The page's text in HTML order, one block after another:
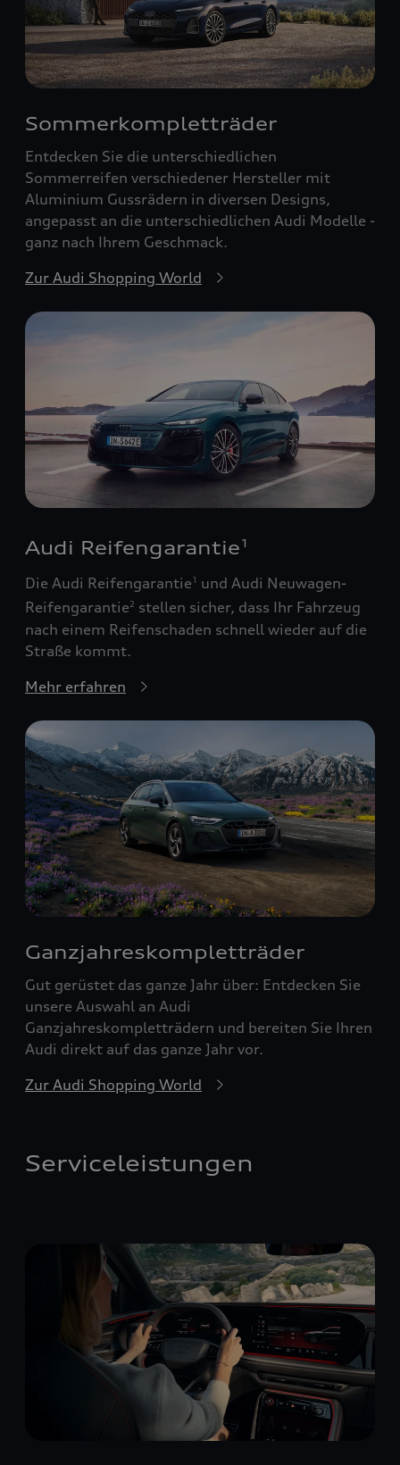
Sommerkompletträder
Entdecken Sie die unterschiedlichen
Sommerreifen verschiedener Hersteller mit
Aluminium Gussrädern in diversen Designs,
angepasst an die unterschiedlichen Audi Modelle -
ganz nach Ihrem Geschmack.
Zur Audi Shopping World
Audi Reifengarantie 1
Die Audi Reifengarantie1
und Audi Neuwagen-
Reifengarantie2 stellen sicher, dass Ihr Fahrzeug
nach einem Reifenschaden schnell wieder auf die
Straße kommt.
Mehr erfahren
Ganzjahreskompletträder
Gut gerüstet das ganze Jahr über: Entdecken Sie
unsere Auswahl an Audi
Ganzjahreskompletträdern und bereiten Sie Ihren
Audi direkt auf das ganze Jahr vor.
Zur Audi Shopping World
Serviceleistungen